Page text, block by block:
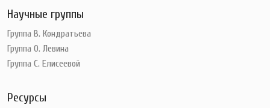
Научные группы
Группа В. Кондратьева
Группа О. Левина
Группа С. Елисеевой
Ресурсы